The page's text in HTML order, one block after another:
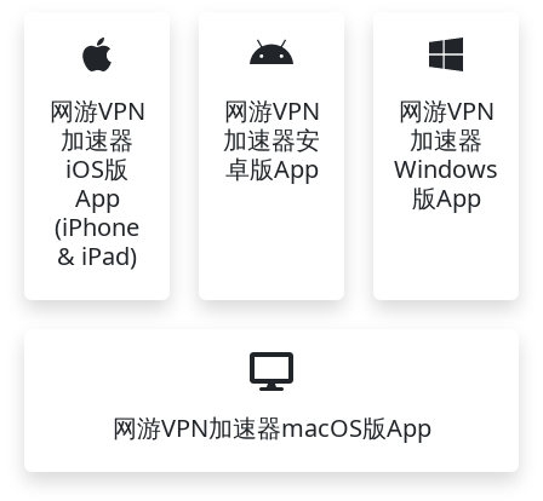
网游VPN
加速器
iOS版
App
(iPhone
& iPad)
网游VPN
加速器安
卓版App
网游VPN
加速器
Windows
版App
网游VPN加速器macOS版App